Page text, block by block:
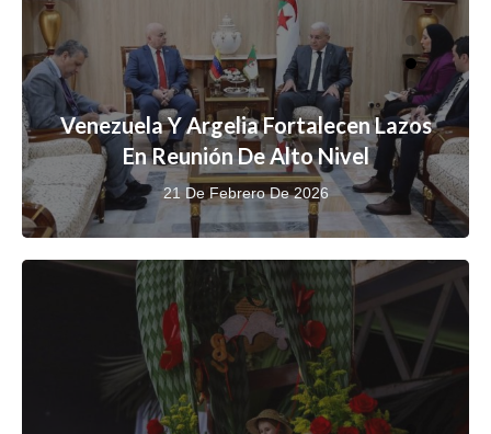
Venezuela Y Argelia Fortalecen Lazos
En Reunión De Alto Nivel
21 De Febrero De 2026